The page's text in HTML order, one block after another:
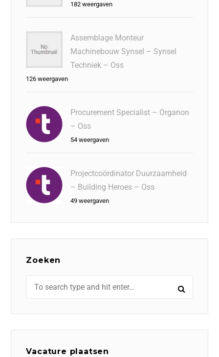
182 weergaven
Assemblage Monteur
Machinebouw Synsel – Synsel
Techniek – Oss
126 weergaven
Procurement Specialist – Organon
– Oss
54 weergaven
Projectcoördinator Duurzaamheid
– Building Heroes – Oss
49 weergaven
Zoeken
Vacature plaatsen